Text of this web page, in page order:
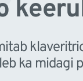
ka midagi